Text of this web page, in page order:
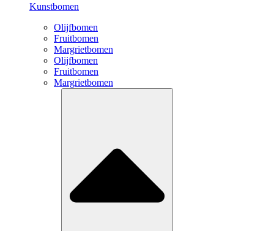
Kunstbomen
Olijfbomen
Fruitbomen
Margrietbomen
Olijfbomen
Fruitbomen
Margrietbomen